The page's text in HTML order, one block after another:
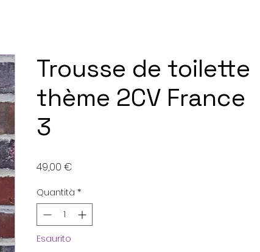
Trousse de toilette
thème 2CV France
3
49,00 €
Quantità *
Esaurito